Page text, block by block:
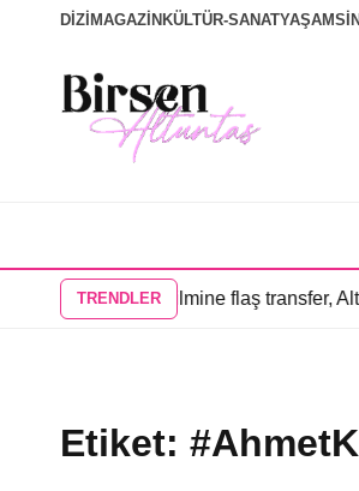
DİZİ MAGAZİN KÜLTÜR-SANATYAŞAM
TRENDLER
İnsanlar” filmine flaş transfer,
Etiket: